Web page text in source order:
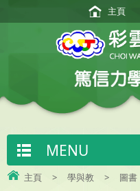
主頁
MENU
主頁 > 學與教 > 圖書